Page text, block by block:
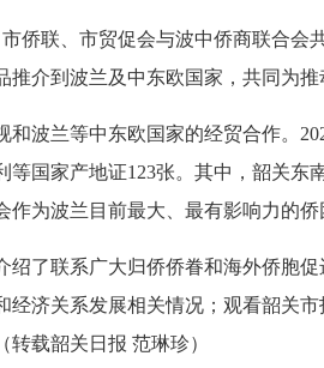
联、市贸促会与波中侨商联合会
推介到波兰及中东欧国家，共同
兰等中东欧国家的经贸合作。
等国家产地证123张。其中，韶关
作为波兰目前最大、最有影响力
联系广大归侨侨眷和海外侨胞促
经济关系发展相关情况；观看韶关
转载韶关日报 范琳珍）